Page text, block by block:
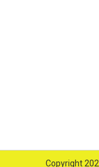
Copyright